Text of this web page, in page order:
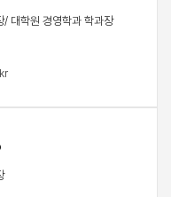
/ 대학원 경영학과 학과장